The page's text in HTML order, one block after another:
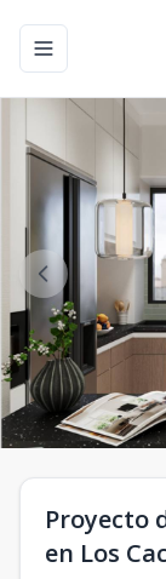
Toggle
Proyecto
en Los